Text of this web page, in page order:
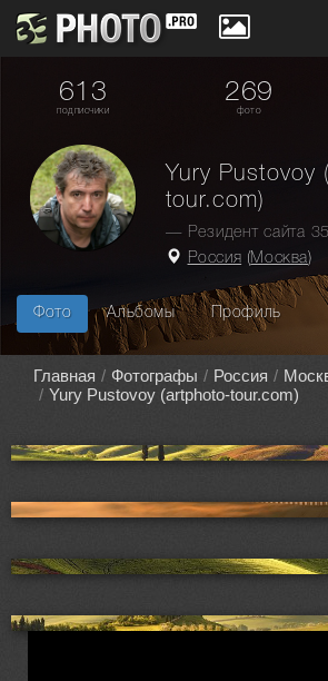
613
подписчики
269
фото
Yury Pustovoy
tour.com)
— Резидент сайта
Россия (Москва)
Фото Альбомы Профиль
Главная Фотографы Россия
Yury Pustovoy (artphoto-tour.com)